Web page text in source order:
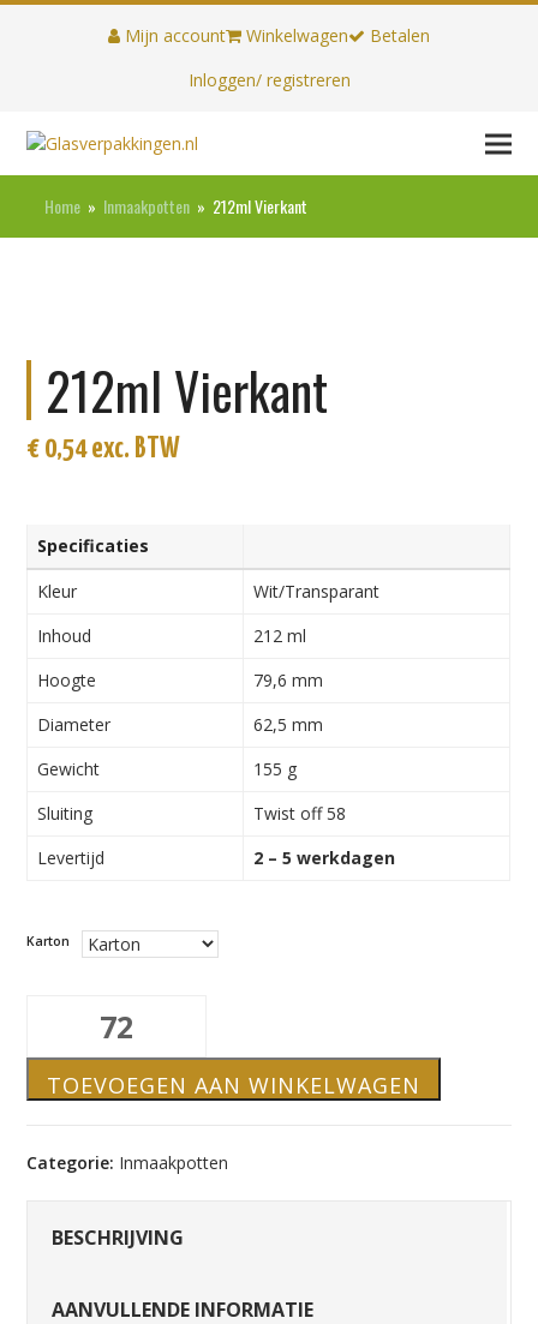
Mijn account Winkelwagen
Betalen
Inloggen/ registreren
Home » Inmaakpotten » 212ml Vierkant
212ml Vierkant
€ 0,54exc. BTW
Specificaties
Kleur
Wit/Transparant
Inhoud
212 ml
Hoogte
79,6 mm
Diameter
62,5 mm
Gewicht
155 g
Sluiting
Twist off 58
Levertijd
2 – 5 werkdagen
Karton
aantal
TOEVOEGEN AAN WINKELWAGEN
Categorie: Inmaakpotten
BESCHRIJVING
AANVULLENDE INFORMATIE